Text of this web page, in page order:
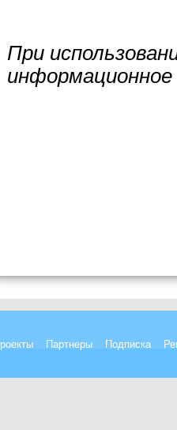
При
Партнеры Подписка